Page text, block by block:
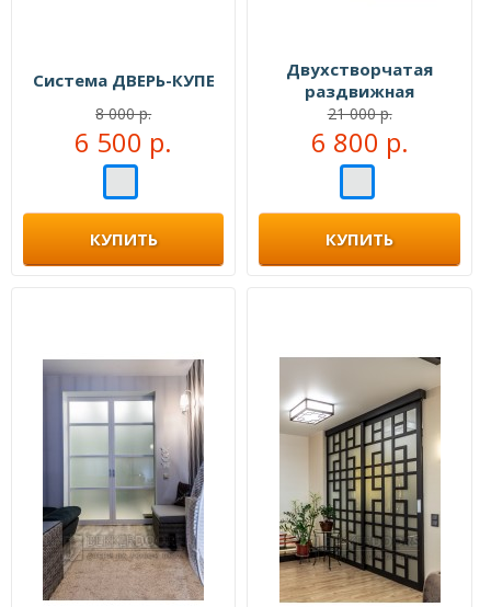
Система ДВЕРЬ-КУПЕ
8 000 р.
6 500 р.
КУПИТЬ
Двухстворчатая
раздвижная
перегородка №109555
21 000 р.
6 800 р.
КУПИТЬ